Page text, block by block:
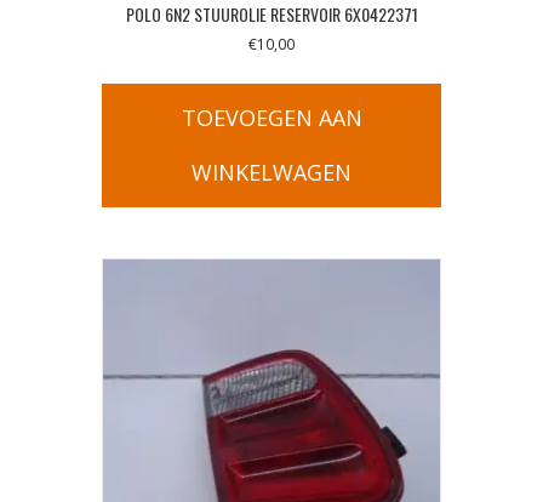
POLO 6N2 STUUROLIE RESERVOIR 6X0422371
€10,00
TOEVOEGEN AAN
WINKELWAGEN